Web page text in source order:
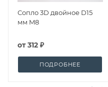
Сопло 3D двойное D15
мм M8
от312 ₽
ПОДРОБНЕЕ